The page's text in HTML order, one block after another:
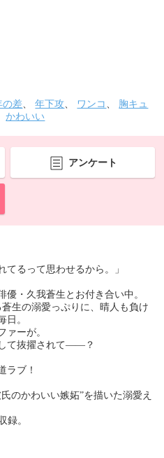
の差、年下攻、 ワンコ 、 胸キュ
かわいい
アンケート
てるって思わせるから。」
優・久我蒼生とお付き合い中。
生の溺愛っぷりに、晴人も負け
日。
ァーが。
て抜擢されて――？
ラブ！
のかわいい嫉妬”を描いた溺愛え
録。